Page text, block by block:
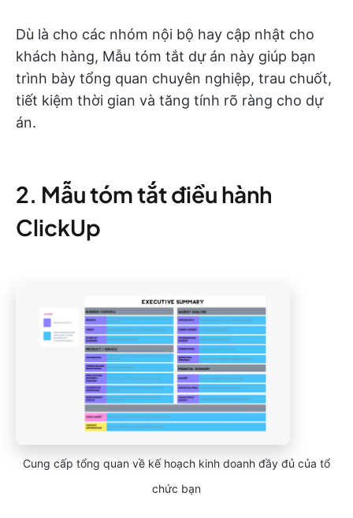
Dù là cho các nhóm nội bộ hay cập nhật cho
khách hàng, Mẫu tóm tắt dự án này giúp bạn
trình bày tổng quan chuyên nghiệp, trau chuốt,
tiết kiệm thời gian và tăng tính rõ ràng cho dự
án.
2. Mẫu tóm tắt điều hành
ClickUp
Cung cấp tổng quan về kế hoạch kinh doanh đầy đủ của tổ
chức bạn